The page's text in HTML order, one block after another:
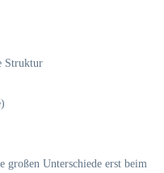
Struktur
großen Unterschiede erst beim